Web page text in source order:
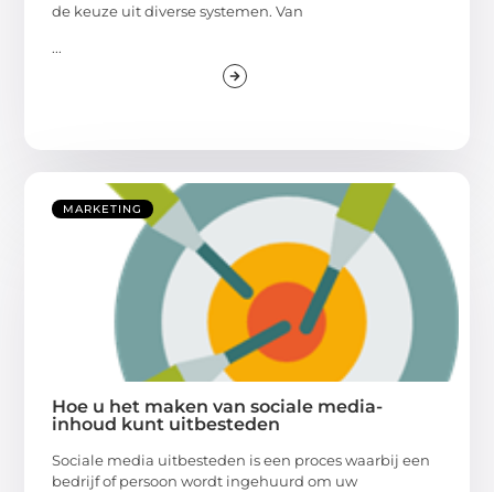
de keuze uit diverse systemen. Van
...
MARKETING
Hoe u het maken van sociale media-
inhoud kunt uitbesteden
Sociale media uitbesteden is een proces waarbij een
bedrijf of persoon wordt ingehuurd om uw